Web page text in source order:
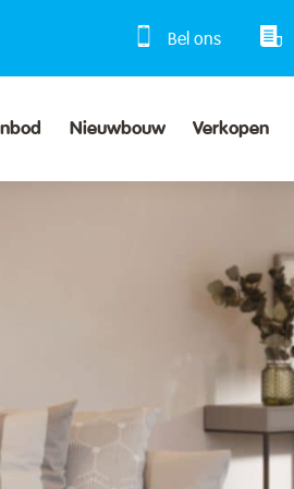
Bel ons
Nieuwbouw Verkopen